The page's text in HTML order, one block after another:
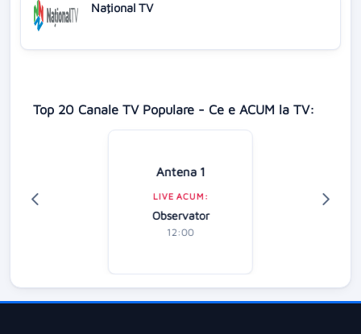
Naţional TV
Top 20 Canale TV Populare - Ce e ACUM la TV:
Antena 1
LIVE ACUM:
Observator
12:00